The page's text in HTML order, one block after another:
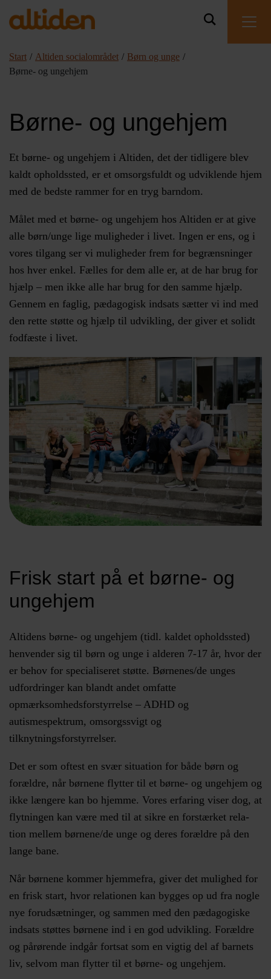
Start / Altiden socialområdet / Børn og unge /
Børne- og ungehjem
Børne- og ungehjem
Et børne- og ungehjem i Altiden, det der tidligere blev
kaldt opholdssted, er et omsorgsfuldt og udviklende hjem
med de bedste rammer for en tryg barndom.
Målet med et børne- og ungehjem hos Altiden er at give
alle børn/unge lige muligheder i livet. Ingen er ens, og i
vores tilgang ser vi muligheder frem for begræns­ninger
hos hver enkel. Fælles for dem alle er, at de har brug for
hjælp – men ikke alle har brug for den samme hjælp.
Gennem en faglig, pædagogisk indsats sætter vi ind med
den rette støtte og hjælp til udvikling, der giver et solidt
fodfæste i livet.
Frisk start på et børne- og
ungehjem
Altidens børne- og ungehjem (tidl. kaldet opholdssted)
henvender sig til børn og unge i alderen 7-17 år, hvor der
er behov for specialiseret støtte. Børnenes/de unges
udfordringer kan blandt andet omfatte
opmærksomhedsforstyrrelse – ADHD og
autismespektrum, omsorgssvigt og
tilknytningsforstyrrelser.
Det er som oftest en svær situation for både børn og
forældre, når børnene flytter til et børne- og ungehjem og
ikke længere kan bo hjemme. Vores erfaring viser dog, at
flytningen kan være med til at sikre en forstærket rela­
tion mellem børnene/de unge og deres forældre på den
lange bane.
Når børnene kommer hjemmefra, giver det mulighed for
en frisk start, hvor relationen kan bygges op ud fra nogle
nye forudsætninger, og sammen med den pæda­gogiske
indsats støttes børnene ind i en god udvikling. Forældre
og pårørende indgår fortsat som en vigtig del af barnets
liv, selvom man flytter til et børne- og ungehjem.